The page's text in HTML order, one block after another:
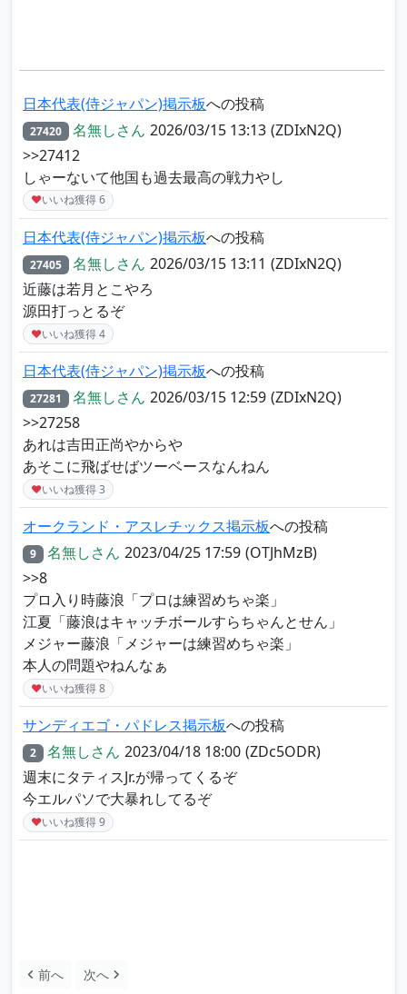
日本代表(侍ジャパン)掲示板への投稿
27420 名無しさん 2026/03/15 13:13 (ZDIxN2Q)
>>27412
しゃーないて他国も過去最高の戦力やし
♥いいね獲得6
日本代表(侍ジャパン)掲示板への投稿
27405 名無しさん 2026/03/15 13:11 (ZDIxN2Q)
近藤は若月とこやろ
源田打っとるぞ
♥いいね獲得4
日本代表(侍ジャパン)掲示板への投稿
27281 名無しさん 2026/03/15 12:59 (ZDIxN2Q)
>>27258
あれは吉田正尚やからや
あそこに飛ばせばツーベースなんねん
♥いいね獲得3
オークランド・アスレチックス掲示板への投稿
9 名無しさん 2023/04/25 17:59 (OTJhMzB)
>>8
プロ入り時藤浪「プロは練習めちゃ楽」
江夏「藤浪はキャッチボールすらちゃんとせん」
メジャー藤浪「メジャーは練習めちゃ楽」
本人の問題やねんなぁ
♥いいね獲得8
サンディエゴ・パドレス掲示板への投稿
2 名無しさん 2023/04/18 18:00 (ZDc5ODR)
週末にタティスJr.が帰ってくるぞ
今エルパソで大暴れしてるぞ
♥いいね獲得9
前へ 次へ